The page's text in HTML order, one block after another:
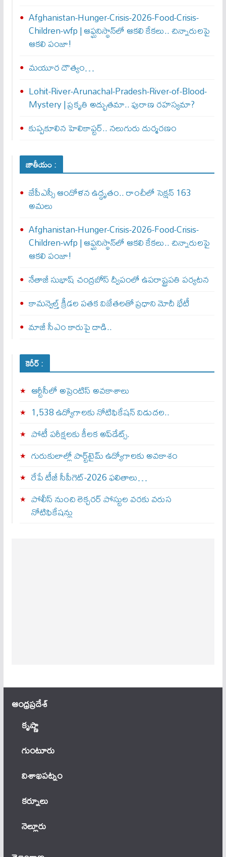
Afghanistan-Hunger-Crisis-2026-Food-Crisis-
Children-wfp | ఆఫ్ఘనిస్థాన్‌లో ఆకలి కేకలు.. చిన్నారులపై
ఆకలి పంజా!
మయూర దౌత్యం…
Lohit-River-Arunachal-Pradesh-River-of-Blood-
Mystery | ప్రకృతి అద్భుతమా.. పురాణ రహస్యమా?
కుప్పకూలిన హెలికాప్టర్‌.. నలుగురు దుర్మరణం
జాతీయం :
జేపీఎస్సీ ఆందోళన ఉద్ధృతం.. రాంచీలో సెక్షన్‌ 163
అమలు
Afghanistan-Hunger-Crisis-2026-Food-Crisis-
Children-wfp | ఆఫ్ఘనిస్థాన్‌లో ఆకలి కేకలు.. చిన్నారులపై
ఆకలి పంజా!
నేతాజీ సుభాష్ చంద్రబోస్ ద్వీపంలో ఉపరాష్ట్రపతి పర్యటన
కామన్వెల్త్‌ క్రీడల పతక విజేతలతో ప్రధాని మోదీ భేటీ
మాజీ సీఎం కారుపై దాడి..
కెరీర్ :
ఆర్టీసీలో అప్రెంటిస్‌ అవకాశాలు
1,538 ఉద్యోగాలకు నోటిఫికేషన్ విడుదల..
పోటీ పరీక్షలకు కీలక అప్‌డేట్స్.
గురుకులాల్లో పార్ట్‌టైమ్ ఉద్యోగాలకు అవకాశం
రేపే టీజీ సీపీగెట్‌-2026 ఫలితాలు…
పోలీస్ నుంచి లెక్చరర్ పోస్టుల వరకు వరుస
నోటిఫికేషన్లు
ఆంధ్ర‌ప్ర‌దేశ్
కృష్ణా
గుంటూరు
విశాఖపట్నం
కర్నూలు
నెల్లూరు